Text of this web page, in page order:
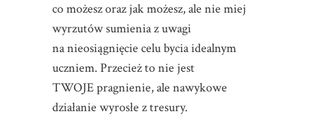
co możesz oraz jak możesz, ale nie miej
wyrzutów sumienia z uwagi
na nieosiągnięcie celu bycia idealnym
uczniem. Przecież to nie jest
TWOJE pragnienie, ale nawykowe
działanie wyrosłe z tresury.